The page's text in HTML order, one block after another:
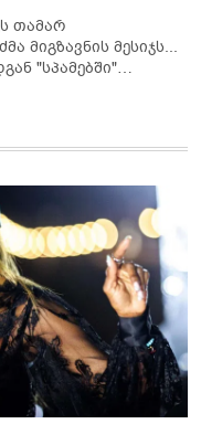
თამარ
მიგზავნის მესიჯს...
"სპამებში"
ნია იმნაძის ბიძამ